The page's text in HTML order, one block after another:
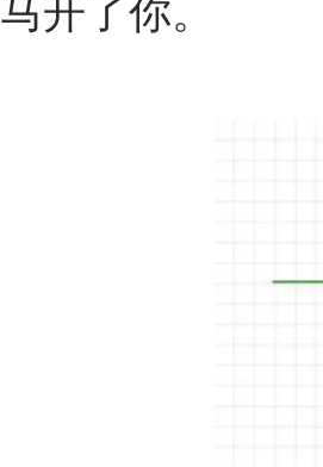
马开了你。